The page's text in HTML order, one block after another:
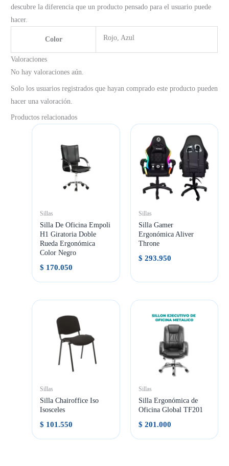
descubre la diferencia que un producto pensado para el usuario puede
hacer.
Color Rojo, Azul
Valoraciones
No hay valoraciones aún.
Solo los usuarios registrados que hayan comprado este producto pueden
hacer una valoración.
Productos relacionados
Sillas
Silla De Oficina Empoli
H1 Giratoria Doble
Rueda Ergonómica
Color Negro
$ 170.050
Sillas
Silla Gamer
Ergonómica Aliver
Throne
$ 293.950
Sillas
Silla Chairoffice Iso
Isosceles
$ 101.550
Sillas
Silla Ergonómica de
Oficina Global TF201
$ 201.000